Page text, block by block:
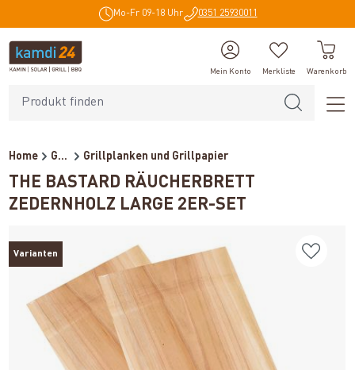
Mo-Fr 09-18 Uhr 0351 25930011
Mein Konto Merkliste Warenkorb
Home Grillzubehör Grillplanken und Grillpapier
THE BASTARD RÄUCHERBRETT
ZEDERNHOLZ LARGE 2ER-SET
Varianten